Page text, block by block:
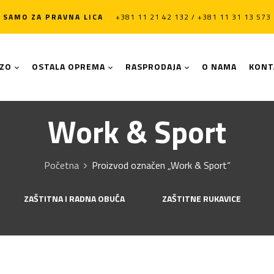
SAMO ZA PRAVNA LICA +381 11 21 42 132 / +381 11 31 13 573
OSTALA OPREMA RASPRODAJA O NAMA
Work & Sport
Početna Proizvod označen „Work & Sport“
ZAŠTITNA I RADNA OBUĆA ZAŠTITNE RUKAVICE